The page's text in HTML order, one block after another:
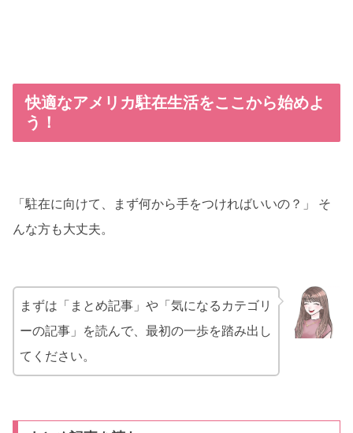
快適なアメリカ駐在生活をここから始めよ
う！
「駐在に向けて、まず何から手をつければいいの？」 そ
んな方も大丈夫。
まずは「まとめ記事」や「気になるカテゴリ
ーの記事」を読んで、最初の一歩を踏み出し
てください。